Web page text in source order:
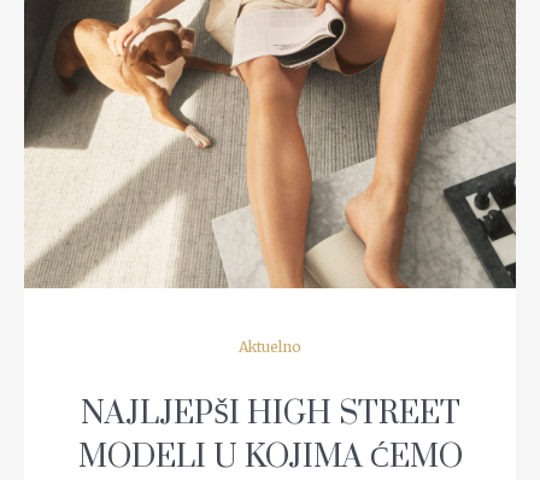
READ MORE
Aktuelno
NAJLJEPŠI HIGH STREET
MODELI U KOJIMA ĆEMO